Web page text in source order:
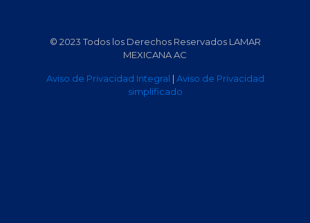
© 2023 Todos los Derechos Reservados LAMAR
MEXICANA AC
Aviso de Privacidad Integral | Aviso de Privacidad
simplificado